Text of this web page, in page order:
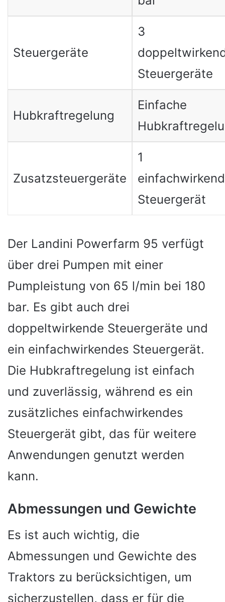
Steuergeräte
3
Steuergeräte
Hubkraftregelung
Einfache
Zusatzsteuergeräte
1
Steuergerät
Der Landini Powerfarm 95 verfügt
über drei Pumpen mit einer
Pumpleistung von 65 l/min bei 180
bar. Es gibt auch drei
doppeltwirkende Steuergeräte und
ein einfachwirkendes Steuergerät.
Die Hubkraftregelung ist einfach
und zuverlässig, während es ein
zusätzliches einfachwirkendes
Steuergerät gibt, das für weitere
Anwendungen genutzt werden
kann.
Abmessungen und Gewichte
Es ist auch wichtig, die
Abmessungen und Gewichte des
Traktors zu berücksichtigen, um
sicherzustellen, dass er für die